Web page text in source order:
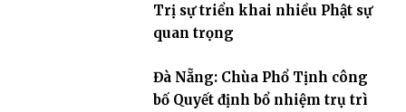
Trị sự triển khai nhiều Phật sự
quan trọng
Đà Nẵng: Chùa Phổ Tịnh công
bố Quyết định bổ nhiệm trụ trì